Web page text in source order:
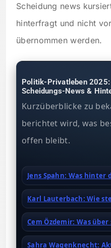
Scheidung news
hinterfragt und nicht
übernommen werden.
Politik-Privatleben
Scheidungs-News &
Kurzüberblicke zu
berichtet wird, was
offen bleibt.
Jens Spahn: Was
Cem Özdemir: Was